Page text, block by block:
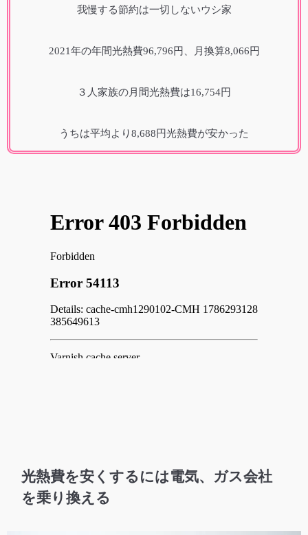
我慢する節約は一切しないウシ家
2021年の年間光熱費96,796円、月換算8,066円
３人家族の月間光熱費は16,754円
うちは平均より8,688円光熱費が安かった
光熱費を安くするには電気、ガス会社
を乗り換える